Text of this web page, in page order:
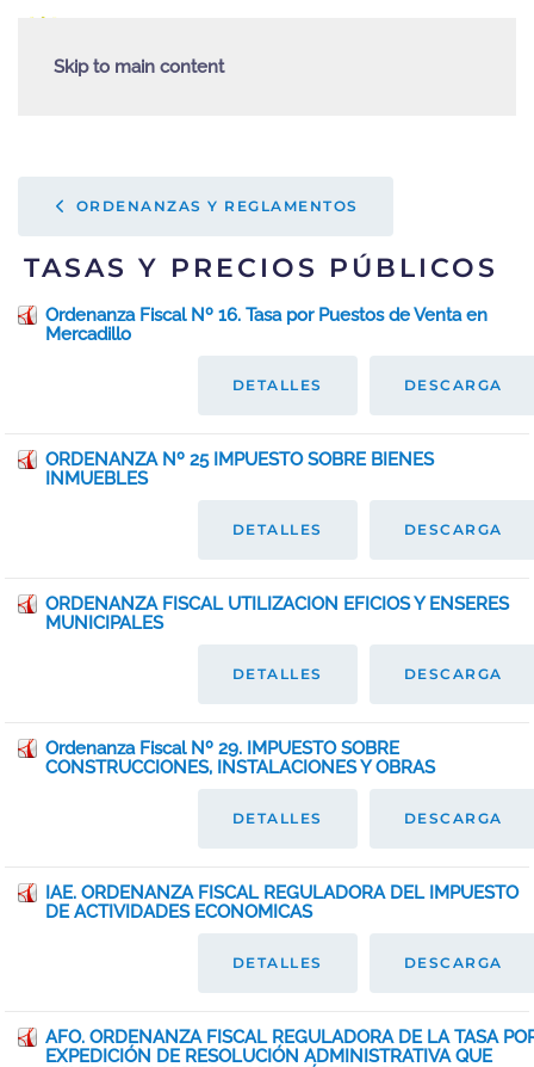
Skip to main content
ORDENANZAS Y REGLAMENTOS
TASAS Y PRECIOS PÚBLICOS
Ordenanza Fiscal Nº 16. Tasa por Puestos de Venta en
Mercadillo
DESCARGA
DETALLES
ORDENANZA Nº 25 IMPUESTO SOBRE BIENES
INMUEBLES
DESCARGA
DETALLES
ORDENANZA FISCAL UTILIZACION EFICIOS Y ENSERES
MUNICIPALES
DESCARGA
DETALLES
Ordenanza Fiscal Nº 29. IMPUESTO SOBRE
CONSTRUCCIONES, INSTALACIONES Y OBRAS
DESCARGA
DETALLES
IAE. ORDENANZA FISCAL REGULADORA DEL IMPUESTO
DE ACTIVIDADES ECONOMICAS
DESCARGA
DETALLES
AFO. ORDENANZA FISCAL REGULADORA DE LA TASA
EXPEDICIÓN DE RESOLUCIÓN ADMINISTRATIVA QUE